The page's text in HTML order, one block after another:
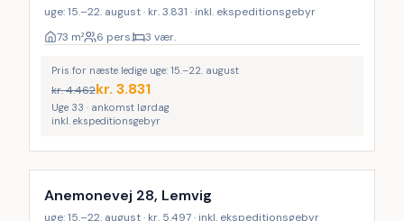
uge: 15.–22. august · kr. 3.831 · inkl. ekspeditionsgebyr
73 m² 6 pers. 3 vær.
Pris for næste ledige uge: 15.–22. august
kr.4.462kr. 3.831
Uge 33 · ankomst lørdag
inkl. ekspeditionsgebyr
Anemonevej 28, Lemvig
uge: 15.–22. august · kr. 5.497 · inkl. ekspeditionsgebyr